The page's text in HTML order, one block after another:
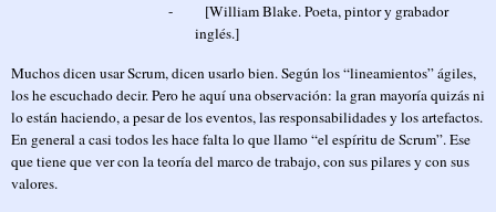
-
[William Blake. Poeta, pintor y grabador
inglés.]
Muchos dicen usar Scrum, dicen usarlo bien. Según los “lineamientos” ágiles,
los he escuchado decir. Pero he aquí una observación: la gran mayoría quizás ni
lo están haciendo, a pesar de los eventos, las responsabilidades y los artefactos.
En general a casi todos les hace falta lo que llamo “el espíritu de Scrum”. Ese
que tiene que ver con la teoría del marco de trabajo, con sus pilares y con sus
valores.